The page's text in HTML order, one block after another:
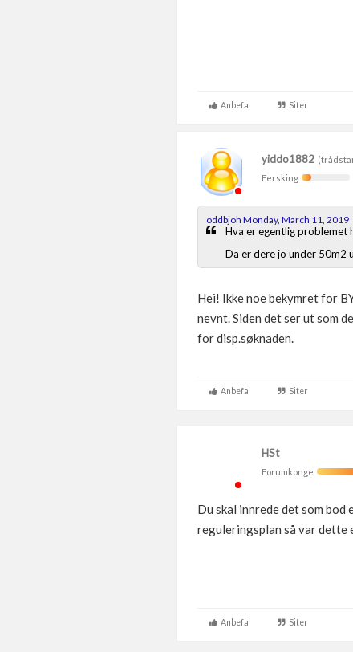
Anbefal Siter
yiddo1882
Fersking
oddbjoh Monday, March 11, 2019
Hva er egentlig problemet
Da er dere jo under 50m2
Hei! Ikke noe bekymret for
nevnt. Siden det ser ut som
for disp.søknaden.
Anbefal Siter
HSt
Forumkonge
Du skal innrede det som bod
reguleringsplan så var dette
Anbefal Siter